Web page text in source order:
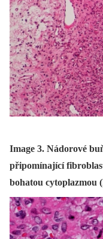
Image 3. Nádorové
připomínající
bohatou cytoplazmou